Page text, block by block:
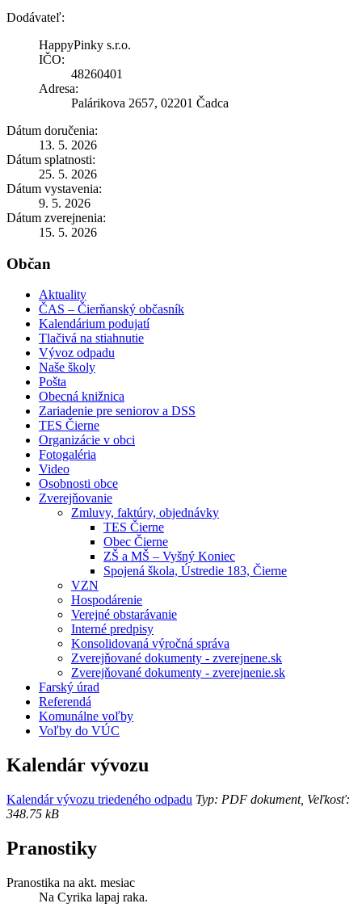
Dodávateľ:
HappyPinky s.r.o.
IČO:
48260401
Adresa:
Palárikova 2657, 02201 Čadca
Dátum doručenia:
13. 5. 2026
Dátum splatnosti:
25. 5. 2026
Dátum vystavenia:
9. 5. 2026
Dátum zverejnenia:
15. 5. 2026
Občan
Aktuality
ČAS – Čierňanský občasník
Kalendárium podujatí
Tlačivá na stiahnutie
Vývoz odpadu
Naše školy
Pošta
Obecná knižnica
Zariadenie pre seniorov a DSS
TES Čierne
Organizácie v obci
Fotogaléria
Video
Osobnosti obce
Zverejňovanie
Zmluvy, faktúry, objednávky
TES Čierne
Obec Čierne
ZŠ a MŠ – Vyšný Koniec
Spojená škola, Ústredie 183, Čierne
VZN
Hospodárenie
Verejné obstarávanie
Interné predpisy
Konsolidovaná výročná správa
Zverejňované dokumenty - zverejnene.sk
Zverejňované dokumenty - zverejnenie.sk
Farský úrad
Referendá
Komunálne voľby
Voľby do VÚC
Kalendár vývozu
Kalendár vývozu triedeného odpadu Typ: PDF dokument, Veľkosť:
348.75 kB
Pranostiky
Pranostika na akt. mesiac
Na Cyrika lapaj raka.